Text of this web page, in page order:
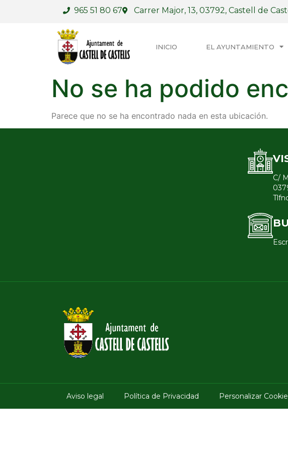
965 51 80 67 Carrer Major, 13, 03792, Castell de
INICIO EL AYUNTAMIENTO
No se ha podido
Parece que no se ha encontrado nada en esta ubicación.
C/
Aviso legal Política de Privacidad Personalizar